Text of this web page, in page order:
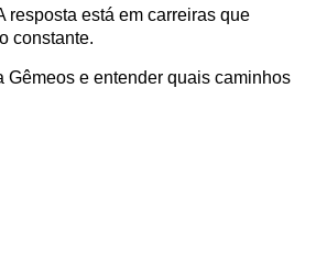
resposta está em carreiras que
constante.
Gêmeos e entender quais caminhos